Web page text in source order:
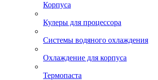
Корпуса
Кулеры для процессора
Системы водяного охлаждения
Охлаждение для корпуса
Термопаста